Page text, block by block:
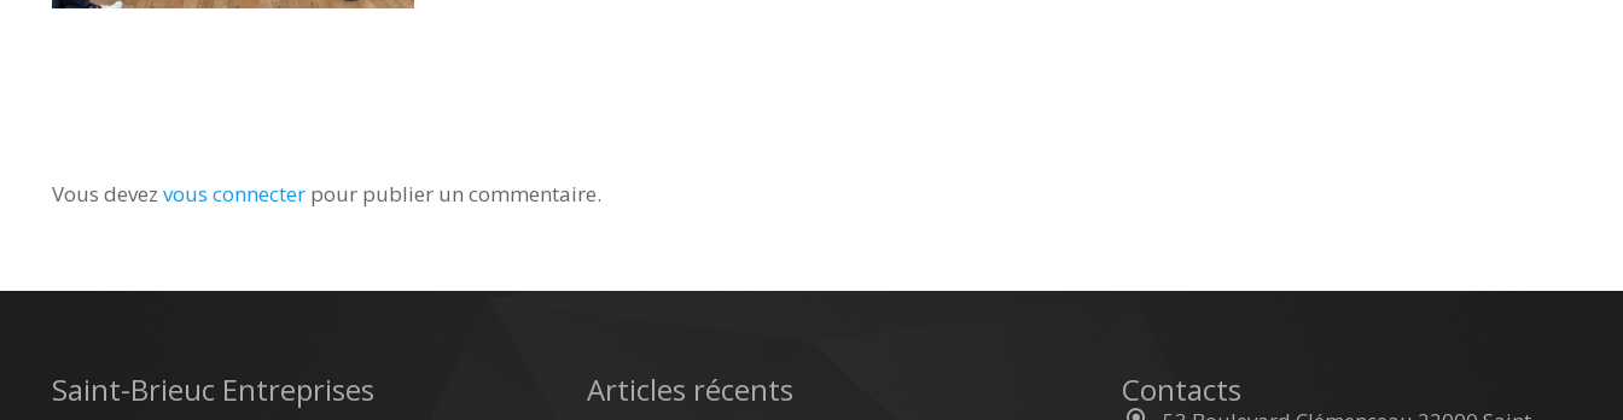
Vous devez vous connecterpour publier un commentaire.
Saint-Brieuc Entreprises Articles récents Contacts